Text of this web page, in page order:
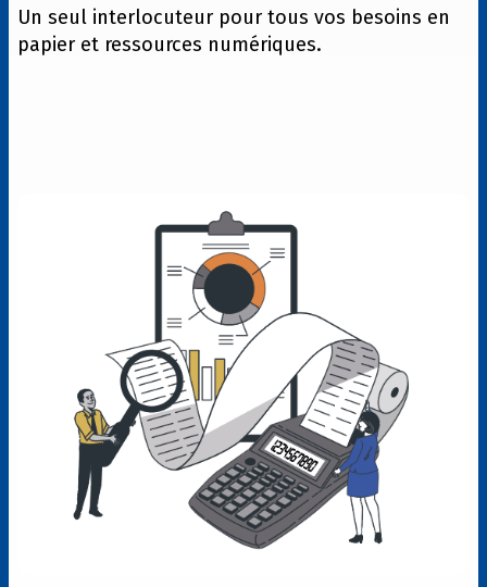
Un seul interlocuteur pour tous vos besoins en
papier et ressources numériques.